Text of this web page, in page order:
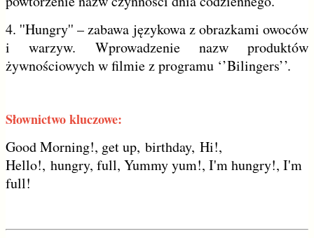
4. ''Hungry'' – zabawa językowa z obrazkami owoców
i warzyw. Wprowadzenie nazw produktów
żywnościowych w filmie z programu ‘’Bilingers’’.
Słownictwo kluczowe:
Good Morning!, get up, birthday, Hi!,
Hello!, hungry, full, Yummy yum!, I'm hungry!, I'm
full!